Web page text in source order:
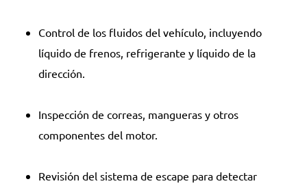
Control de los fluidos del vehículo, incluyendo
líquido de frenos, refrigerante y líquido de la
dirección.
Inspección de correas, mangueras y otros
componentes del motor.
Revisión del sistema de escape para detectar